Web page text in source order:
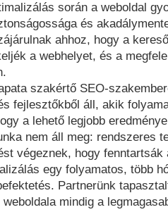
során a weboldal
és
ahhoz, hogy a
a webhelyet, és a
szakértő SEO-
fejlesztőkből áll, akik
a lehető legjobb
nem áll meg: rendszeres
végeznek, hogy fenntartsák
egy folyamatos, több
Partnerünk
mindig a